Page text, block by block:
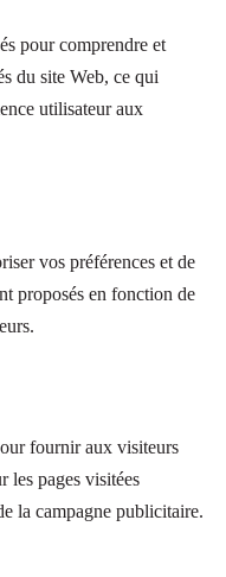
pour comprendre et
du site Web, ce qui
utilisateur aux
vos préférences et de
proposés en fonction de
fournir aux visiteurs
les pages visitées
la campagne publicitaire.